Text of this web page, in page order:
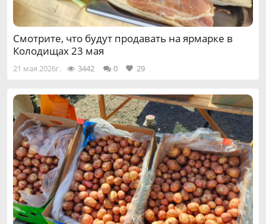
Смотрите, что будут продавать на ярмарке в
Колодищах 23 мая
21 мая 2026г. 3442 0 29